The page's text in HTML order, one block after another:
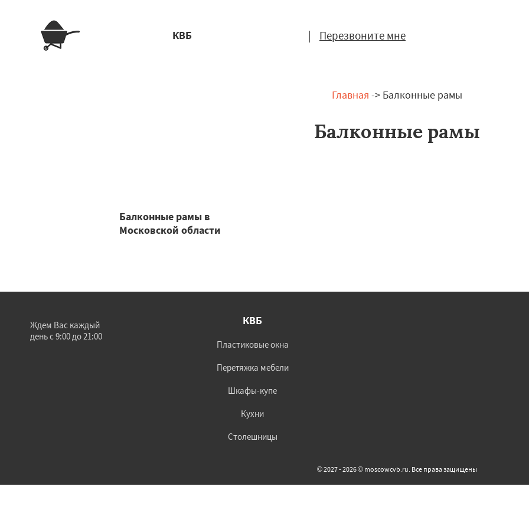
КВБ | Перезвоните мне
Главная -> Балконные рамы
Балконные рамы
Балконные рамы в
Московской области
Ждем Вас каждый
день с 9:00 до 21:00
КВБ
Пластиковые окна
Перетяжка мебели
Шкафы-купе
Кухни
Столешницы
© 2027 - 2026 © moscowcvb.ru. Все права защищены